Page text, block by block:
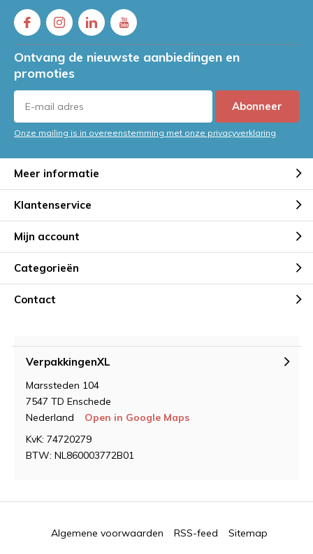
Ontvang de nieuwste aanbiedingen en
promoties
Abonneer
Onze mailing is in overeenstemming met onze privacyverklaring
Meer informatie
Klantenservice
Mijn account
Categorieën
Contact
VerpakkingenXL
Marssteden 104
7547 TD Enschede
Nederland
Open in Google Maps
KvK: 74720279
BTW: NL860003772B01
Algemene voorwaarden RSS-feed Sitemap